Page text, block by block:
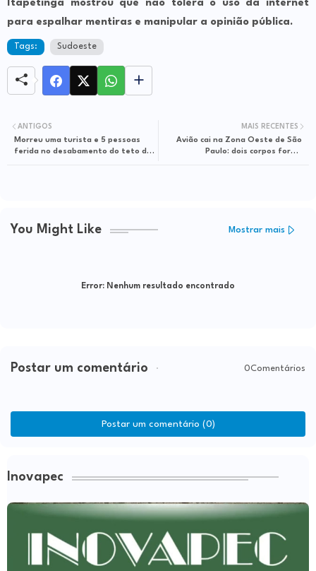
Itapetinga mostrou que não tolera o uso da internet
para espalhar mentiras e manipular a opinião pública.
Tags: Sudoeste
MAIS RECENTES
Avião cai na Zona Oeste de São
Paulo: dois corpos foram
ANTIGOS
Morreu uma turista e 5 pessoas
ferida no desabamento do teto da
You Might Like Mostrar mais
Error: Nenhum resultado encontrado
Postar um comentário 0Comentários
Postar um comentário (0)
Inovapec